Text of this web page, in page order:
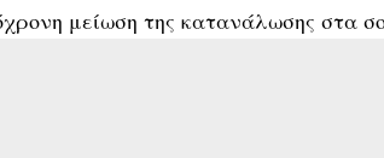
μείωση της κατανάλωσης στα